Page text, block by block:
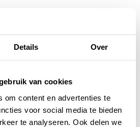
Details Over
van cookies
om content en advertenties te
voor social media te bieden
te analyseren. Ook delen we
Pow!
luisteren en plezier hebben